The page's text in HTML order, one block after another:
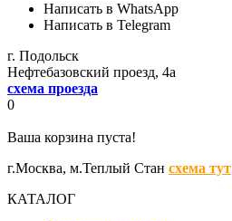
Написать в WhatsApp
Написать в Telegram
г. Подольск
Нефтебазовский проезд, 4а
схема проезда
0
Ваша корзина пуста!
г.Москва, м.Теплый Стан схема тут
КАТАЛОГ